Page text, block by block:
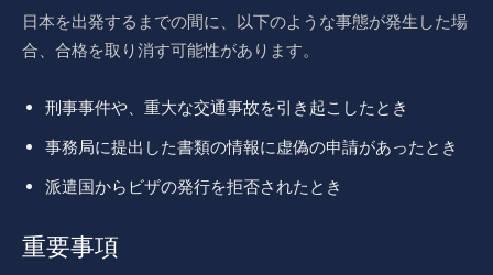
日本を出発するまでの間に、以下のような事態が発生した場
合、合格を取り消す可能性があります。
刑事事件や、重大な交通事故を引き起こしたとき
事務局に提出した書類の情報に虚偽の申請があったとき
派遣国からビザの発行を拒否されたとき
重要事項